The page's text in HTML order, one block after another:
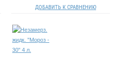
ДОБАВИТЬ К СРАВНЕНИЮ